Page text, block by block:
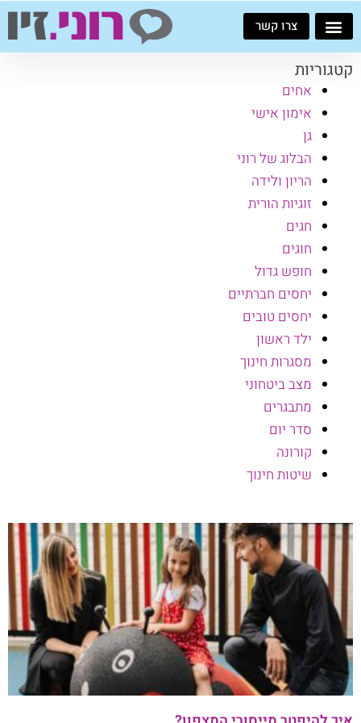
דילוג
לתוכן
צרו קשר
קטגוריות
אחים
אימון אישי
גן
הבלוג של רוני
הריון ולידה
זוגיות הורית
חגים
חוגים
חופש גדול
יחסים חברתיים
יחסים טובים
ילד ראשון
מסגרות חינוך
מצב ביטחוני
מתבגרים
סדר יום
קורונה
שיטות חינוך